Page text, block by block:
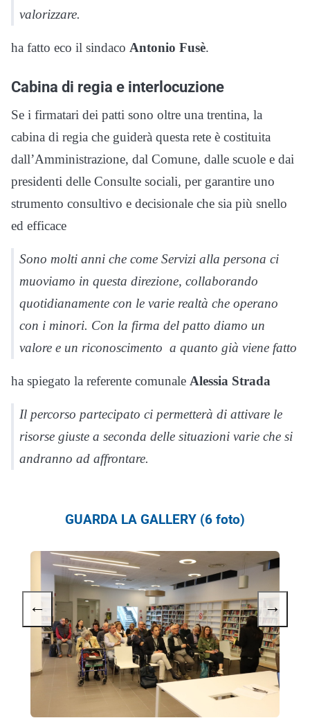
valorizzare.
ha fatto eco il sindaco Antonio Fusè.
Cabina di regia e interlocuzione
Se i firmatari dei patti sono oltre una trentina, la
cabina di regia che guiderà questa rete è costituita
dall’Amministrazione, dal Comune, dalle scuole e dai
presidenti delle Consulte sociali, per garantire uno
strumento consultivo e decisionale che sia più snello
ed efficace
Sono molti anni che come Servizi alla persona ci
muoviamo in questa direzione, collaborando
quotidianamente con le varie realtà che operano
con i minori. Con la firma del patto diamo un
valore e un riconoscimento a quanto già viene fatto
ha spiegato la referente comunale Alessia Strada
Il percorso partecipato ci permetterà di attivare le
risorse giuste a seconda delle situazioni varie che si
andranno ad affrontare.
GUARDA LA GALLERY (6 foto)
← →